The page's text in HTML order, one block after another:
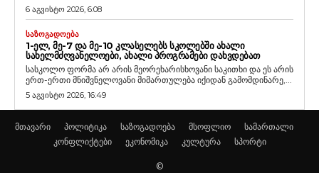
6 აგვისტო 2026, 6:08
ᲡᲐᲖᲝᲒᲐᲓᲝᲔᲑᲐ
1-ᲔᲚ, ᲛᲔ-7 ᲓᲐ ᲛᲔ-10 ᲙᲚᲐᲡᲔᲚᲔᲑᲡ ᲡᲙᲝᲚᲔᲑᲨᲘ ᲐᲮᲐᲚᲘ
ᲡᲐᲮᲔᲚᲛᲫᲦᲕᲐᲜᲔᲚᲝᲔᲑᲘ, ᲐᲮᲐᲚᲘ ᲞᲠᲝᲒᲠᲐᲛᲔᲑᲘ ᲓᲐᲮᲕᲓᲔᲑᲐᲗ
სასკოლო ფორმა არ არის მეორეხარისხოვანი საკითხი და ეს არის
ერთ-ერთი მნიშვნელოვანი მიმართულება იქიდან გამომდინარე,...
5 აგვისტო 2026, 16:49
მთავარი პოლიტიკა საზოგადოება მსოფლიო
სამართალი
კონფლიქტები
ეკონომიკა კულტურა სპორტი
©